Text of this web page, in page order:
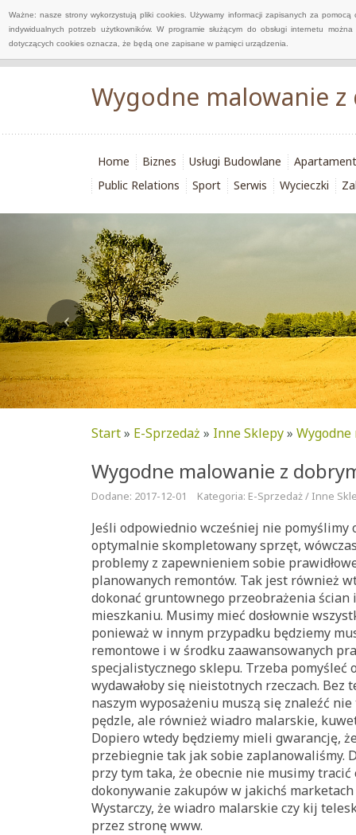
Ważne: nasze strony wykorzystują pliki cookies. Używamy informacji zapisanych za
indywidualnych potrzeb użytkowników. W programie służącym do obsługi internetu
dotyczących cookies oznacza, że będą one zapisane w pamięci urządzenia.
Wygodne malowanie
Home Biznes Usługi Budowlane
Public Relations
Sport Serwis Wycieczki
Start» E-Sprzedaż » Inne Sklepy»
Wygodne malowanie z
Dodane: 2017-12-01 Kategoria: E-Sprzedaż / Inne
Jeśli odpowiednio wcześniej nie pomyślimy
optymalnie skompletowany sprzęt,
problemy z zapewnieniem sobie
planowanych remontów. Tak jest również
dokonać gruntownego przeobrażenia
mieszkaniu. Musimy mieć dosłownie
ponieważ w innym przypadku będziemy
remontowe i w środku zaawansowanych
specjalistycznego sklepu. Trzeba pomyśleć
wydawałoby się nieistotnych rzeczach. Bez
naszym wyposażeniu muszą się znaleźć
pędzle, ale również wiadro malarskie,
Dopiero wtedy będziemy mieli gwarancję, że
przebiegnie tak jak sobie zaplanowaliśmy.
przy tym taka, że obecnie nie musimy tracić
dokonywanie zakupów w jakichś
Wystarczy, że wiadro malarskie czy kij
przez stronę www.